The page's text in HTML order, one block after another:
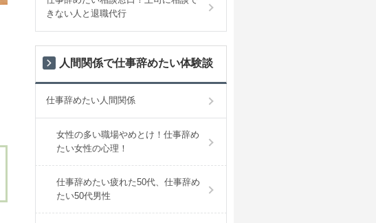
きない人と退職代行
人間関係で仕事辞めたい体験談
仕事辞めたい人間関係
女性の多い職場やめとけ！仕事辞め
たい女性の心理！
仕事辞めたい疲れた50代、仕事辞め
たい50代男性